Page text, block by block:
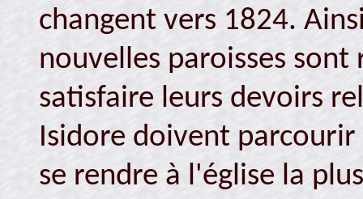
changent vers 1824.
nouvelles paroisses sont
satisfaire leurs devoirs
Isidore doivent
se rendre à l'église la